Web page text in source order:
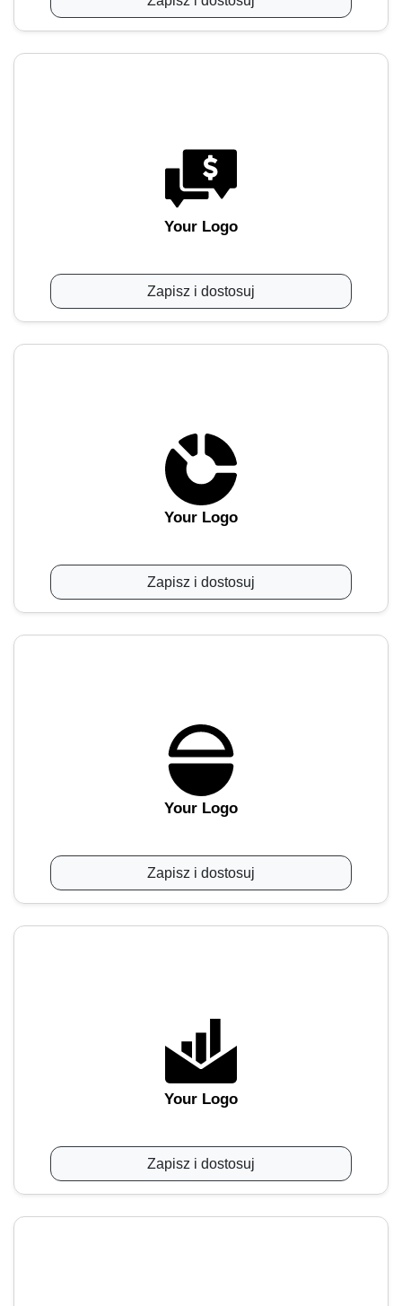
Your Logo
Zapisz i dostosuj
Your Logo
Zapisz i dostosuj
Your Logo
Zapisz i dostosuj
Your Logo
Zapisz i dostosuj